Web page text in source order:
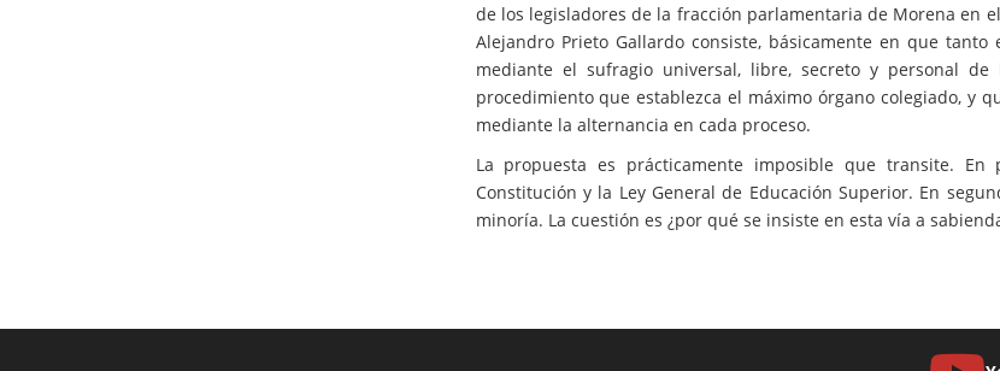
de los legisladores de la fracción parlamentaria de Morena en
Alejandro Prieto Gallardo consiste, básicamente en que
mediante el sufragio universal, libre, secreto y personal
procedimiento que establezca el máximo órgano colegiado, y
mediante la alternancia en cada proceso.
La propuesta es prácticamente imposible que transite.
Constitución y la Ley General de Educación Superior. En
minoría. La cuestión es ¿por qué se insiste en esta vía a